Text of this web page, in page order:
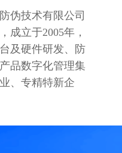
伪技术有限公司
成立于2005年，
及硬件研发、防
品数字化管理集
、专精特新企